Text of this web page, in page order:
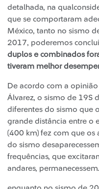
detalhada, na
que se comportaram
México, tanto no sismo
2017, poderemos
duplos e combinados
tiveram melhor
De acordo com a
Álvarez, o sismo de 19S
diferentes do sismo que
grande distância entre o
(400 km) fez com que os
do sismo
frequências, que
andares, permanecessem.